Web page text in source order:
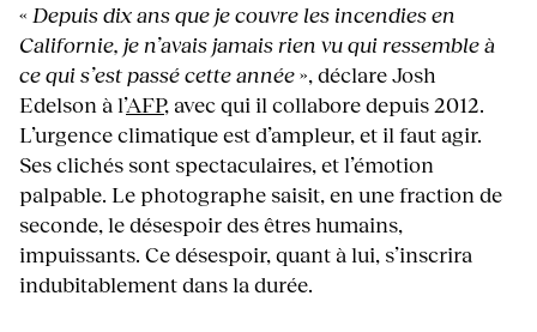
« Depuis dix ans que je couvre les incendies en
Californie, je n’avais jamais rien vu qui ressemble à
ce qui s’est passé cette année», déclare Josh
Edelson à l’AFP, avec qui il collabore depuis 2012.
L’urgence climatique est d’ampleur, et il faut agir.
Ses clichés sont spectaculaires, et l’émotion
palpable. Le photographe saisit, en une fraction de
seconde, le désespoir des êtres humains,
impuissants. Ce désespoir, quant à lui, s’inscrira
indubitablement dans la durée.